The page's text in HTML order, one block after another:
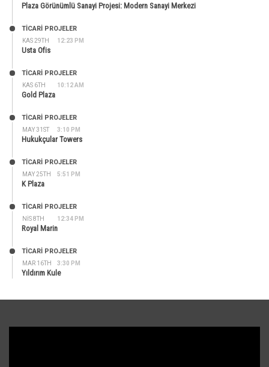
Plaza Görünümlü Sanayi Projesi: Modern Sanayi Merkezi
KAS 29TH 12:23 PM
TİCARİ PROJELER
Usta Ofis
KAS 6TH 10:12 AM
TİCARİ PROJELER
Gold Plaza
MAY 31ST 3:10 PM
TİCARİ PROJELER
Hukukçular Towers
MAY 25TH 5:51 PM
TİCARİ PROJELER
K Plaza
NIS 8TH 12:34 PM
TİCARİ PROJELER
Royal Marin
MAR 16TH 3:30 PM
TİCARİ PROJELER
Yıldırım Kule